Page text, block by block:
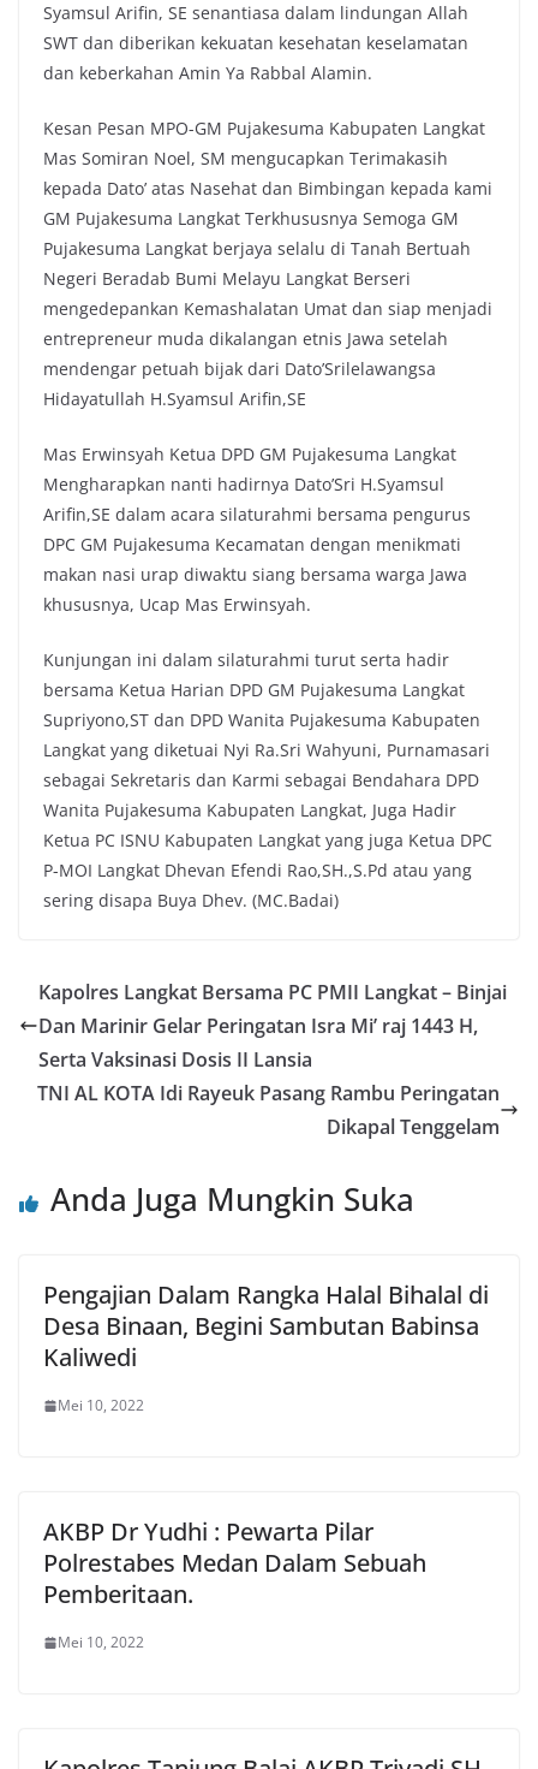
Syamsul Arifin, SE senantiasa dalam lindungan Allah
SWT dan diberikan kekuatan kesehatan keselamatan
dan keberkahan Amin Ya Rabbal Alamin.
Kesan Pesan MPO-GM Pujakesuma Kabupaten Langkat
Mas Somiran Noel, SM mengucapkan Terimakasih
kepada Dato’ atas Nasehat dan Bimbingan kepada kami
GM Pujakesuma Langkat Terkhususnya Semoga GM
Pujakesuma Langkat berjaya selalu di Tanah Bertuah
Negeri Beradab Bumi Melayu Langkat Berseri
mengedepankan Kemashalatan Umat dan siap menjadi
entrepreneur muda dikalangan etnis Jawa setelah
mendengar petuah bijak dari Dato’Srilelawangsa
Hidayatullah H.Syamsul Arifin,SE
Mas Erwinsyah Ketua DPD GM Pujakesuma Langkat
Mengharapkan nanti hadirnya Dato’Sri H.Syamsul
Arifin,SE dalam acara silaturahmi bersama pengurus
DPC GM Pujakesuma Kecamatan dengan menikmati
makan nasi urap diwaktu siang bersama warga Jawa
khususnya, Ucap Mas Erwinsyah.
Kunjungan ini dalam silaturahmi turut serta hadir
bersama Ketua Harian DPD GM Pujakesuma Langkat
Supriyono,ST dan DPD Wanita Pujakesuma Kabupaten
Langkat yang diketuai Nyi Ra.Sri Wahyuni, Purnamasari
sebagai Sekretaris dan Karmi sebagai Bendahara DPD
Wanita Pujakesuma Kabupaten Langkat, Juga Hadir
Ketua PC ISNU Kabupaten Langkat yang juga Ketua DPC
P-MOI Langkat Dhevan Efendi Rao,SH.,S.Pd atau yang
sering disapa Buya Dhev. (MC.Badai)
Kapolres Langkat Bersama PC PMII Langkat – Binjai
Dan Marinir Gelar Peringatan Isra Mi’ raj 1443 H,
Serta Vaksinasi Dosis II Lansia
TNI AL KOTA Idi Rayeuk Pasang Rambu Peringatan
Dikapal Tenggelam
Anda Juga Mungkin Suka
Pengajian Dalam Rangka Halal Bihalal di
Desa Binaan, Begini Sambutan Babinsa
Kaliwedi
Mei 10, 2022
AKBP Dr Yudhi : Pewarta Pilar
Polrestabes Medan Dalam Sebuah
Pemberitaan.
Mei 10, 2022